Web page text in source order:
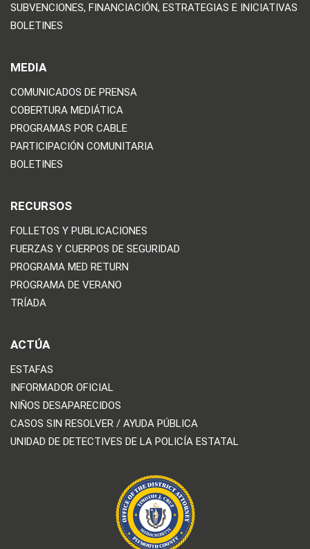
SUBVENCIONES, FINANCIACIÓN, ESTRATEGIAS E INICIATIVAS
BOLETINES
MEDIA
COMUNICADOS DE PRENSA
COBERTURA MEDIÁTICA
PROGRAMAS POR CABLE
PARTICIPACIÓN COMUNITARIA
BOLETINES
RECURSOS
FOLLETOS Y PUBLICACIONES
FUERZAS Y CUERPOS DE SEGURIDAD
PROGRAMA MED RETURN
PROGRAMA DE VERANO
TRÍADA
ACTÚA
ESTAFAS
INFORMADOR OFICIAL
NIÑOS DESAPARECIDOS
CASOS SIN RESOLVER / AYUDA PÚBLICA
UNIDAD DE DETECTIVES DE LA POLICÍA ESTATAL